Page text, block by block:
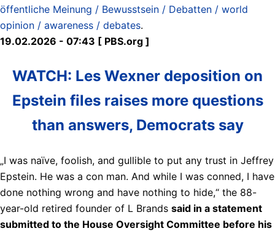
öffentliche Meinung / Bewusstsein / Debatten / world
opinion / awareness / debates.
19.02.2026 - 07:43 [ PBS.org ]
WATCH: Les Wexner deposition on
Epstein files raises more questions
than answers, Democrats say
„I was naïve, foolish, and gullible to put any trust in Jeffrey
Epstein. He was a con man. And while I was conned, I have
done nothing wrong and have nothing to hide,“ the 88-
year-old retired founder of L Brands said in a statement
submitted to the House Oversight Committee before his